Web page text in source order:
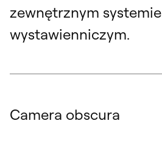
zewnętrznym systemie
wystawienniczym.
Camera obscura